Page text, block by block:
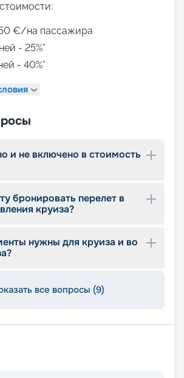
€/на пассажира
- 25%*
- 40%*
и не включено в стоимость
бронировать перелет в
круиза?
нужны для круиза и во
все вопросы (9)